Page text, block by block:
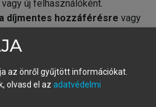
új felhasználóként.
díjmentes hozzáférésre vagy
hozz létre új fiókot.
automatikusan
az önről gyűjtött információkat.
olvasd el az adatvédelmi